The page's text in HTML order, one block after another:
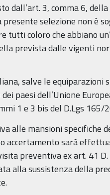
dall’art. 3, comma 6,
presente selezione non è
tutti coloro che abbiano
prevista dalle vigenti
salve le equiparazioni
paesi dell’Unione
1 e 3 bis del D.Lgs 165/
alle mansioni specifiche
accertamento sarà
preventiva ex art. 41 D.
alla sussistenza della